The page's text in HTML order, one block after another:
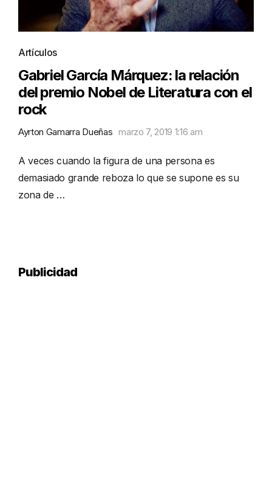
Artículos
Gabriel García Márquez: la relación
del premio Nobel de Literatura con el
rock
Ayrton Gamarra Dueñas marzo 7, 2019 1:16 am
A veces cuando la figura de una persona es
demasiado grande reboza lo que se supone es su
zona de …
Publicidad